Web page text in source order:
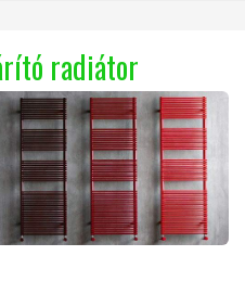
radiátor